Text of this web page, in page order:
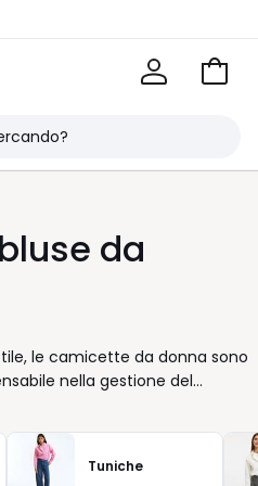
Vai
da
le camicette da donna sono
nella gestione del
un jeans basic o un
senza complicazioni.
disponibili, ogni donna può
il proprio stile, valorizzando la
Tuniche